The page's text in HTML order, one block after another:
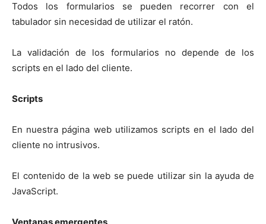
Todos los formularios se pueden recorrer con el
tabulador sin necesidad de utilizar el ratón.
La validación de los formularios no depende de los
scripts en el lado del cliente.
Scripts
En nuestra página web utilizamos scripts en el lado del
cliente no intrusivos.
El contenido de la web se puede utilizar sin la ayuda de
JavaScript.